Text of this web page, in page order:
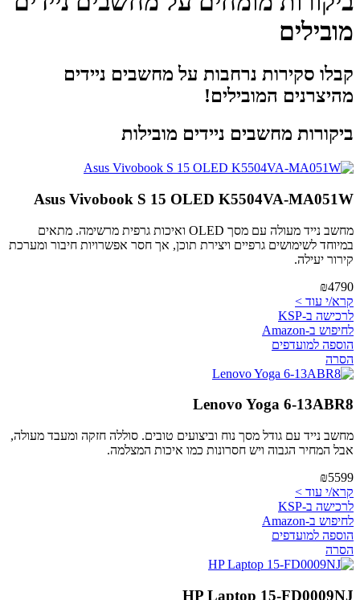
מובילים
קבלו סקירות נרחבות על מחשבים ניידים
מהיצרנים המובילים!
ביקורות מחשבים ניידים מובילות
Asus Vivobook S 15 OLED K5504VA-MA051W
מחשב נייד מעולה עם מסך OLED ואיכות גרפית מרשימה. מתאים
במיוחד לשימושים גרפיים ויצירת תוכן, אך חסר אפשרויות חיבור ומערכת
קירור יעילה.
₪4790
קרא/י עוד >
לרכישה ב-KSP
לחיפוש ב-Amazon
הוספה למועדפים
הסרה
Lenovo Yoga 6-13ABR8
מחשב נייד עם גודל מסך נוח וביצועים טובים. סוללה חזקה ומעבד מעולה,
אבל המחיר הגבוה ויש חסרונות כמו איכות המצלמה.
₪5599
קרא/י עוד >
לרכישה ב-KSP
לחיפוש ב-Amazon
הוספה למועדפים
הסרה
HP Laptop 15-FD0009NJ